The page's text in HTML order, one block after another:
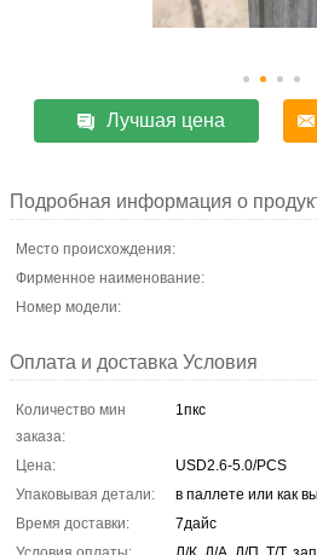
Лучшая цена
Подробная информация о
Место происхождения:
Фирменное наименование:
Номер модели:
Оплата и доставка Условия
Количество мин
заказа:
1пкс
Цена:
USD2.6-5.0/PCS
Упаковывая детали:
в паллете или как
Время доставки:
7дайс